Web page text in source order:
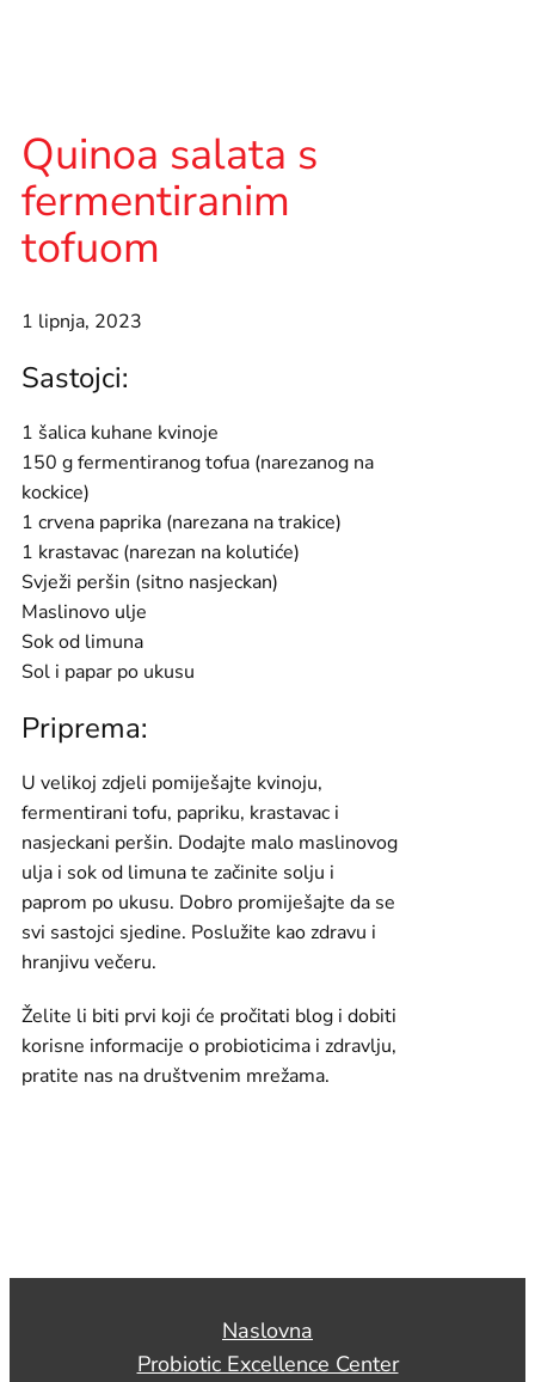
Quinoa salata s
fermentiranim
tofuom
1 lipnja, 2023
Sastojci:
1 šalica kuhane kvinoje
150 g fermentiranog tofua (narezanog na
kockice)
1 crvena paprika (narezana na trakice)
1 krastavac (narezan na kolutiće)
Svježi peršin (sitno nasjeckan)
Maslinovo ulje
Sok od limuna
Sol i papar po ukusu
Priprema:
U velikoj zdjeli pomiješajte kvinoju,
fermentirani tofu, papriku, krastavac i
nasjeckani peršin. Dodajte malo maslinovog
ulja i sok od limuna te začinite solju i
paprom po ukusu. Dobro promiješajte da se
svi sastojci sjedine. Poslužite kao zdravu i
hranjivu večeru.
Želite li biti prvi koji će pročitati blog i dobiti
korisne informacije o probioticima i zdravlju,
pratite nas na društvenim mrežama.
Naslovna
Probiotic Excellence Center